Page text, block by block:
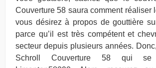
Couverture 58 saura comment réaliser
vous désirez à propos de gouttière
parce qu’il est très compétent et
secteur depuis plusieurs années.
Schroll Couverture 58 qui